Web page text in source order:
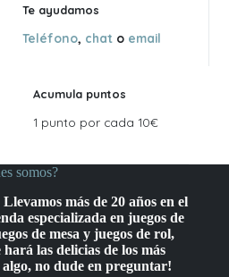
Te ayudamos
Teléfono, chat o email
Acumula puntos
1 punto por cada 10€
somos?
más de 20 años en el
especializada en juegos de
de mesa y juegos de rol,
las delicias de los más
no dude en preguntar!